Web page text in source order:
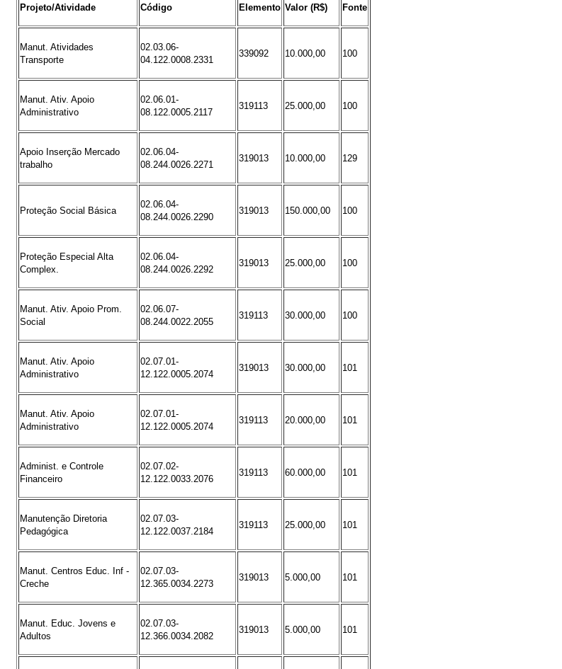
Projeto/Atividade Código Elemento Valor (R$) Fonte
Manut. Atividades
Transporte
02.03.06-
04.122.0008.2331
339092 10.000,00 100
Manut. Ativ. Apoio
Administrativo
02.06.01-
08.122.0005.2117
319113 25.000,00 100
Apoio Inserção Mercado
trabalho
02.06.04-
08.244.0026.2271
319013 10.000,00 129
Proteção Social Básica
02.06.04-
08.244.0026.2290
319013 150.000,00 100
Proteção Especial Alta
Complex.
02.06.04-
08.244.0026.2292
319013 25.000,00 100
Manut. Ativ. Apoio Prom.
Social
02.06.07-
08.244.0022.2055
319113 30.000,00 100
Manut. Ativ. Apoio
Administrativo
02.07.01-
12.122.0005.2074
319013 30.000,00 101
Manut. Ativ. Apoio
Administrativo
02.07.01-
12.122.0005.2074
319113 20.000,00 101
Administ. e Controle
Financeiro
02.07.02-
12.122.0033.2076
319113 60.000,00 101
Manutenção Diretoria
Pedagógica
02.07.03-
12.122.0037.2184
319113 25.000,00 101
Manut. Centros Educ. Inf -
Creche
02.07.03-
12.365.0034.2273
319013 5.000,00 101
Manut. Educ. Jovens e
Adultos
02.07.03-
12.366.0034.2082
319013 5.000,00 101